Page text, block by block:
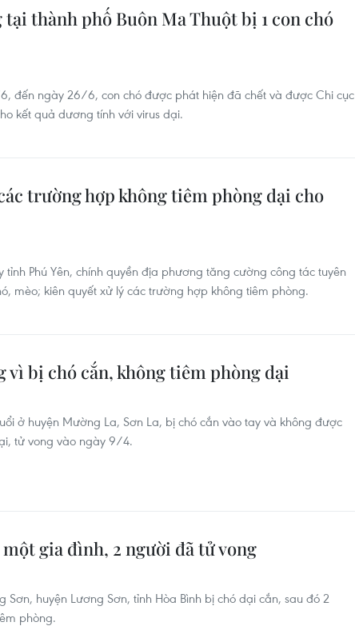
thành phố Buôn Ma Thuột bị 1 con chó
đến ngày 26/6, con chó được phát hiện đã chết và được Chi cục
kết quả dương tính với virus dại.
trường hợp không tiêm phòng dại cho
tỉnh Phú Yên, chính quyền địa phương tăng cường công tác tuyên
mèo; kiên quyết xử lý các trường hợp không tiêm phòng.
vì bị chó cắn, không tiêm phòng dại
ở huyện Mường La, Sơn La, bị chó cắn vào tay và không được
tử vong vào ngày 9/4.
gia đình, 2 người đã tử vong
Sơn, huyện Lương Sơn, tỉnh Hòa Bình bị chó dại cắn, sau đó 2
phòng.